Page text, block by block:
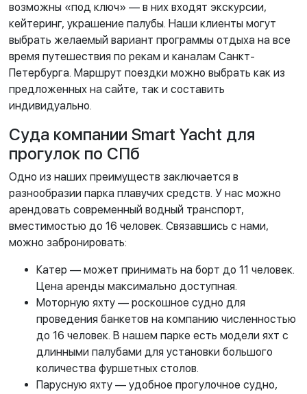
возможны «под ключ» — в них входят экскурсии,
кейтеринг, украшение палубы. Наши клиенты могут
выбрать желаемый вариант программы отдыха на все
время путешествия по рекам и каналам Санкт-
Петербурга. Маршрут поездки можно выбрать как из
предложенных на сайте, так и составить
индивидуально.
Суда компании Smart Yacht для
прогулок по СПб
Одно из наших преимуществ заключается в
разнообразии парка плавучих средств. У нас можно
арендовать современный водный транспорт,
вместимостью до 16 человек. Связавшись с нами,
можно забронировать:
Катер — может принимать на борт до 11 человек.
Цена аренды максимально доступная.
Моторную яхту — роскошное судно для
проведения банкетов на компанию численностью
до 16 человек. В нашем парке есть модели яхт с
длинными палубами для установки большого
количества фуршетных столов.
Парусную яхту — удобное прогулочное судно,